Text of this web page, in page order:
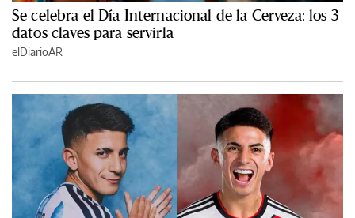
Se celebra el Día Internacional de la Cerveza: los 3
datos claves para servirla
elDiarioAR